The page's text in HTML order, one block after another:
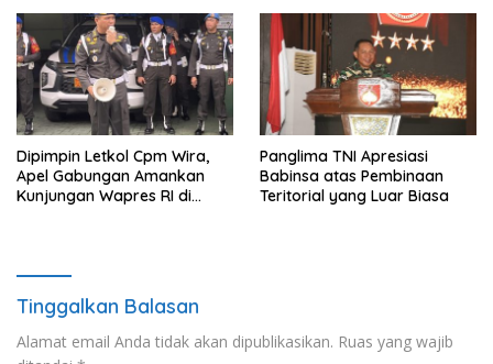
Dipimpin Letkol Cpm Wira,
Apel Gabungan Amankan
Kunjungan Wapres RI di
Panglima TNI Apresiasi
Babinsa atas Pembinaan
Teritorial yang Luar Biasa
Tinggalkan Balasan
Alamat email Anda tidak akan dipublikasikan. Ruas yang wajib